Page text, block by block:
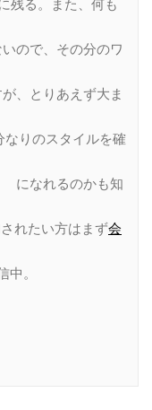
残る。また、何も
ので、その分のワ
、とりあえず大ま
なりのスタイルを確
になれるのかも知
れたい方はまず会
。